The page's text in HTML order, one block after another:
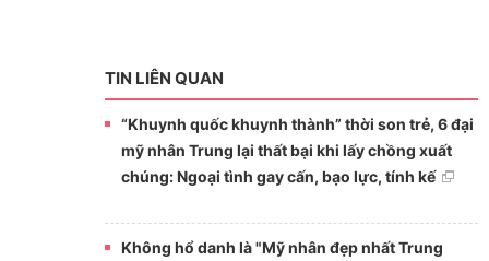
TIN LIÊN QUAN
“Khuynh quốc khuynh thành” thời son trẻ, 6 đại
mỹ nhân Trung lại thất bại khi lấy chồng xuất
chúng: Ngoại tình gay cấn, bạo lực, tính kế
Không hổ danh là "Mỹ nhân đẹp nhất Trung